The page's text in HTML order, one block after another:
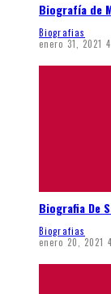
Biografía de
Biografias
enero 31, 2021
Biografia De
Biografias
enero 20, 2021